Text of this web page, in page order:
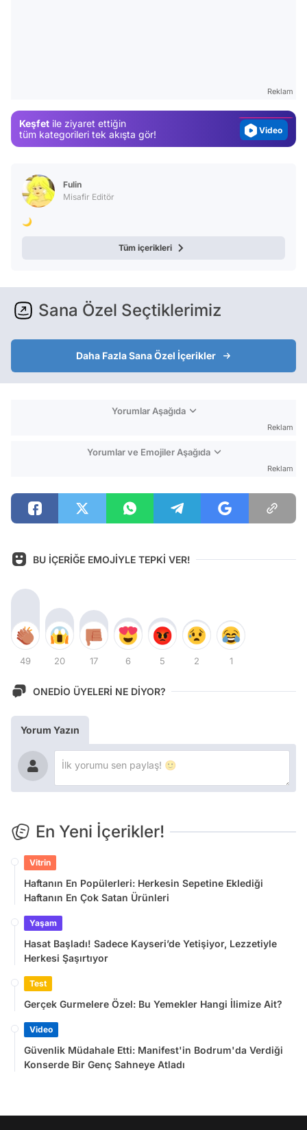
Reklam
Keşfet ile ziyaret ettiğin
tüm kategorileri tek akışta gör!
Video
Fulin
Misafir Editör
🌙
Tüm içerikleri
Sana Özel Seçtiklerimiz
Daha Fazla Sana Özel İçerikler
Yorumlar Aşağıda
Reklam
Yorumlar ve Emojiler Aşağıda
Reklam
BU İÇERİĞE EMOJİYLE TEPKİ VER!
49 20 17 6 5 2 1
ONEDİO ÜYELERİ NE DİYOR?
Yorum Yazın
En Yeni İçerikler!
Vitrin
Haftanın En Popülerleri: Herkesin Sepetine Eklediği
Haftanın En Çok Satan Ürünleri
Yaşam
Hasat Başladı! Sadece Kayseri’de Yetişiyor, Lezzetiyle
Herkesi Şaşırtıyor
Test
Gerçek Gurmelere Özel: Bu Yemekler Hangi İlimize Ait?
Video
Güvenlik Müdahale Etti: Manifest'in Bodrum'da Verdiği
Konserde Bir Genç Sahneye Atladı